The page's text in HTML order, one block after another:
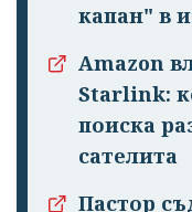
капан" в
Amazon
Starlink:
поиска
сателита
Пастор